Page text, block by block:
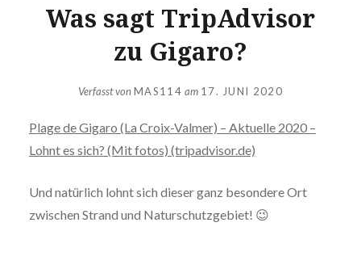
Was sagt TripAdvisor
zu Gigaro?
Verfasst vonMAS114 am 17. JUNI 2020
Plage de Gigaro (La Croix-Valmer) – Aktuelle 2020 –
Lohnt es sich? (Mit fotos) (tripadvisor.de)
Und natürlich lohnt sich dieser ganz besondere Ort
zwischen Strand und Naturschutzgebiet! 😉